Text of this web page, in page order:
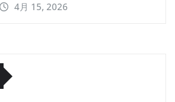
4月 15, 2026